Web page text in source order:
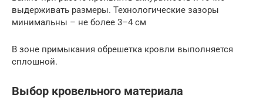
выдерживать размеры. Технологические зазоры
минимальны – не более 3–4 см
В зоне примыкания обрешетка кровли выполняется
сплошной.
Выбор кровельного материала